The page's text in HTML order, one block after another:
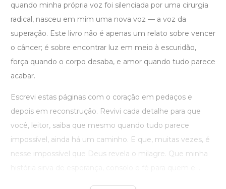
quando minha própria voz foi silenciada por uma cirurgia
radical, nasceu em mim uma nova voz — a voz da
superação. Este livro não é apenas um relato sobre vencer
o câncer; é sobre encontrar luz em meio à escuridão,
força quando o corpo desaba, e amor quando tudo parece
acabar.
Escrevi estas páginas com o coração em pedaços e
depois em reconstrução. Revivi cada detalhe para que
você, leitor, saiba que mesmo quando tudo parece
impossível, ainda há um caminho. E que, muitas vezes, é
nesse impossível que Deus revela o milagre. Que minha